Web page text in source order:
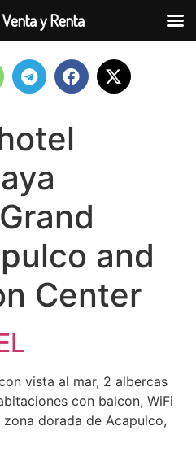
and
Center
vista al mar, 2 albercas
con balcon, WiFi
dorada de Acapulco,
y Renta